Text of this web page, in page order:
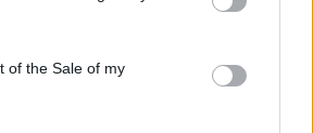
to Google and its third-party tags to
specified purposes in below Google
of the Sale of my
būs atkarīgs no
izmantosi
puses